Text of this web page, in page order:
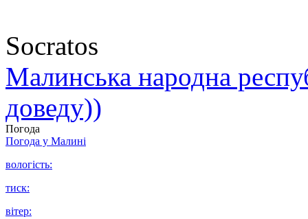
Socratos
Малинська народна
доведу))
Погода
Погода у Малині
вологість:
тиск:
вітер: